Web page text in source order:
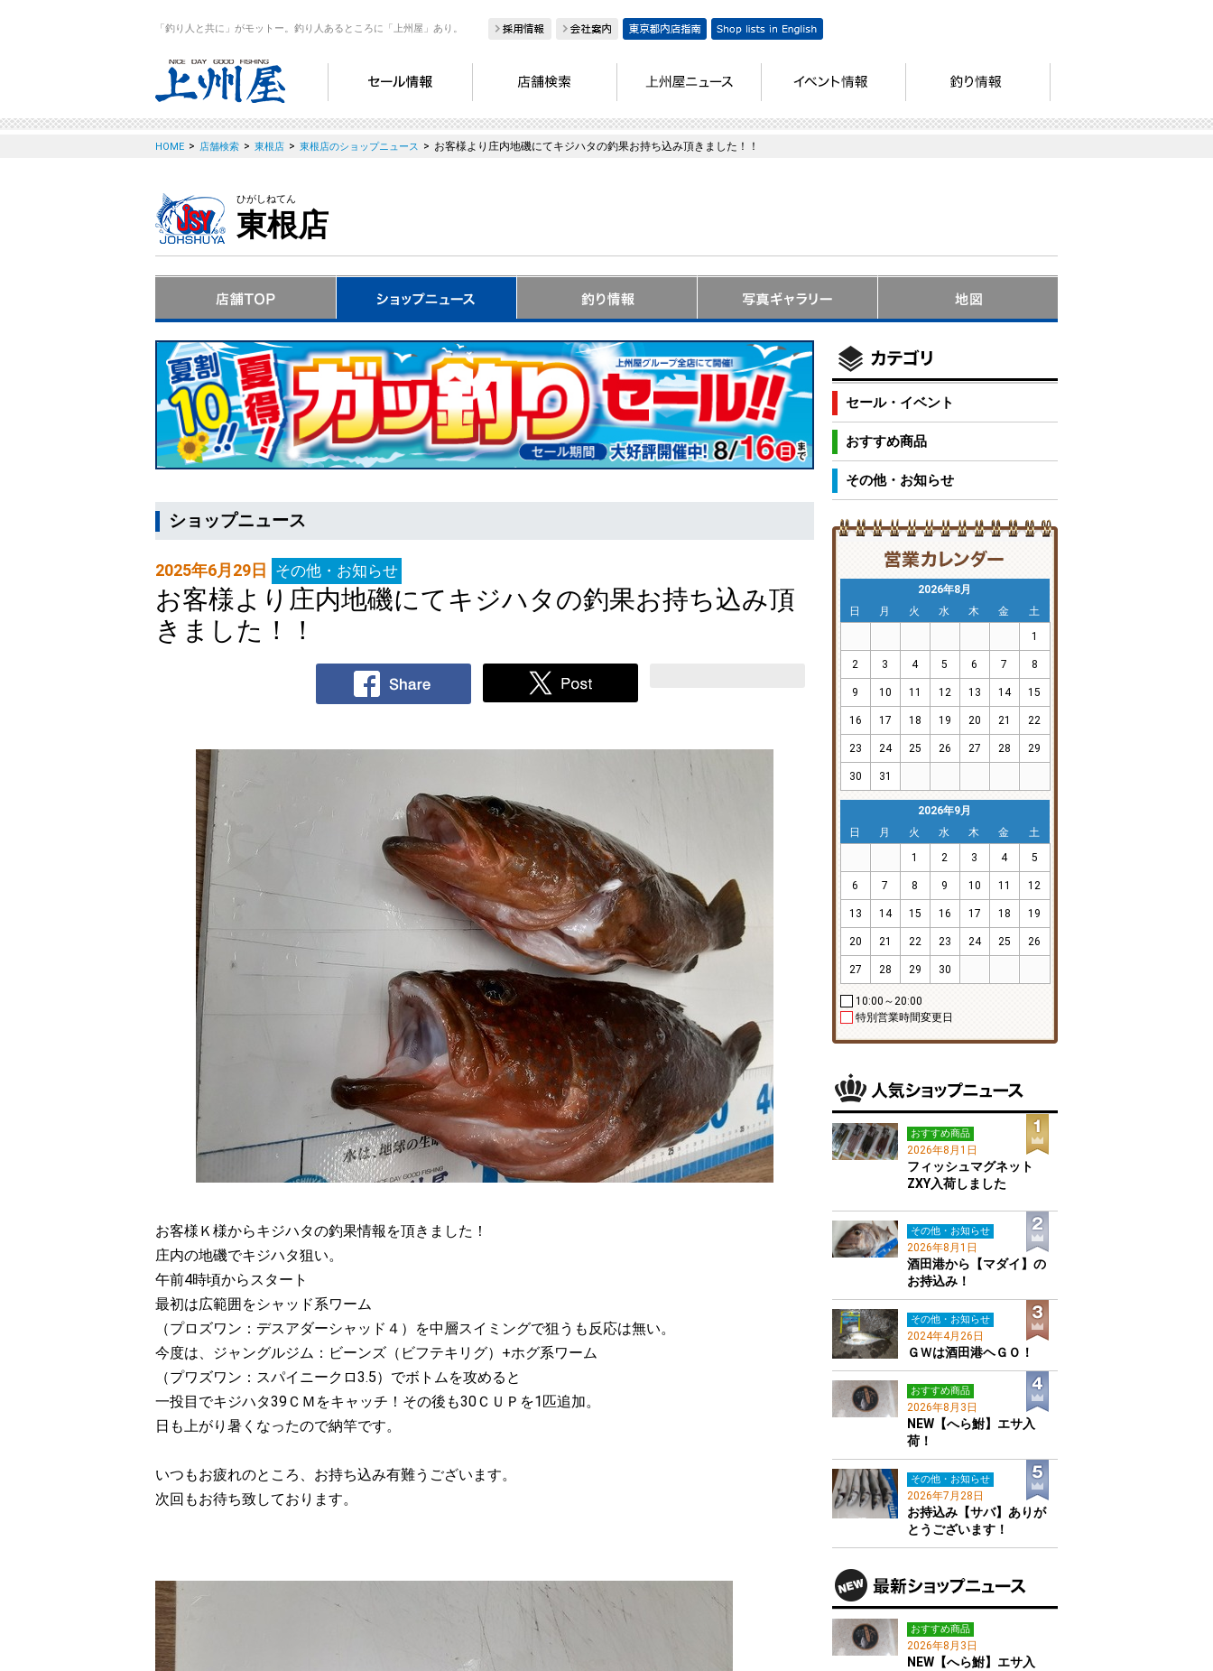
「釣り人と共に」がモットー。釣り人あるところに「上州屋」あり。
HOME > 店舗検索 > 東根店 > 東根店のショップニュース > お客様より庄内地磯にてキジハタの釣果お持ち込み頂きました！！
ひがしねてん
東根店
ショップニュース
2025年6月29日 その他・お知らせ
お客様より庄内地磯にてキジハタの釣果お持ち込み頂
きました！！
お客様Ｋ様からキジハタの釣果情報を頂きました！
庄内の地磯でキジハタ狙い。
午前4時頃からスタート
最初は広範囲をシャッド系ワーム
（プロズワン：デスアダーシャッド４）を中層スイミングで狙うも反応は無い。
今度は、ジャングルジム：ビーンズ（ビフテキリグ）+ホグ系ワーム
（プワズワン：スパイニークロ3.5）でボトムを攻めると
一投目でキジハタ39ＣＭをキャッチ！その後も30ＣＵＰを1匹追加。
日も上がり暑くなったので納竿です。
いつもお疲れのところ、お持ち込み有難うございます。
次回もお待ち致しております。
セール・イベント
おすすめ商品
その他・お知らせ
2026年8月
日
月 火 水 木 金
土
1
2 3 4 5 6 7 8
9 10 11 12 13 14 15
16 17 18 19 20 21 22
23 24 25 26 27 28 29
30 31
2026年9月
日
月 火 水 木 金
土
1
2 3 4 5
6 7 8 9 10 11 12
13 14 15 16 17 18 19
20 21 22 23 24 25 26
27 28 29 30
10:00～20:00
特別営業時間変更日
おすすめ商品
2026年8月1日
フィッシュマグネット
ZXY入荷しました
その他・お知らせ
2026年8月1日
酒田港から【マダイ】の
お持込み！
その他・お知らせ
2024年4月26日
ＧＷは酒田港ヘＧＯ！
おすすめ商品
2026年8月3日
NEW【へら鮒】エサ入
荷！
その他・お知らせ
2026年7月28日
お持込み【サバ】ありが
とうございます！
おすすめ商品
2026年8月3日
NEW【へら鮒】エサ入